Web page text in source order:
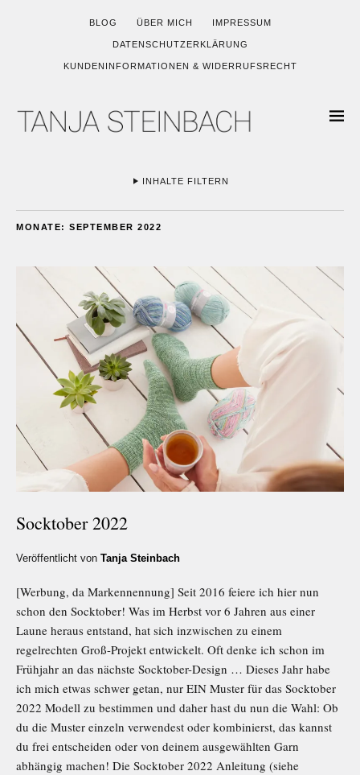
BLOG ÜBER MICH IMPRESSUM
DATENSCHUTZERKLÄRUNG
KUNDENINFORMATIONEN & WIDERRUFSRECHT
INHALTE FILTERN
MONATE: SEPTEMBER 2022
Socktober 2022
Veröffentlicht von Tanja Steinbach
[Werbung, da Markennennung] Seit 2016 feiere ich hier nun
schon den Socktober! Was im Herbst vor 6 Jahren aus einer
Laune heraus entstand, hat sich inzwischen zu einem
regelrechten Groß-Projekt entwickelt. Oft denke ich schon im
Frühjahr an das nächste Socktober-Design … Dieses Jahr habe
ich mich etwas schwer getan, nur EIN Muster für das Socktober
2022 Modell zu bestimmen und daher hast du nun die Wahl: Ob
du die Muster einzeln verwendest oder kombinierst, das kannst
du frei entscheiden oder von deinem ausgewählten Garn
abhängig machen! Die Socktober 2022 Anleitung (siehe